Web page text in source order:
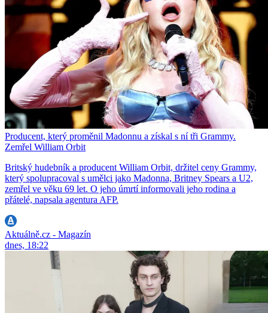
Producent, který proměnil Madonnu a získal s ní tři Grammy.
Zemřel William Orbit
Britský hudebník a producent William Orbit, držitel ceny Grammy,
který spolupracoval s umělci jako Madonna, Britney Spears a U2,
zemřel ve věku 69 let. O jeho úmrtí informovali jeho rodina a
přátelé, napsala agentura AFP.
Aktuálně.cz - Magazín
dnes, 18:22